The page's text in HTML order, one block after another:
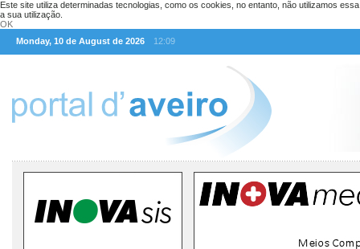
Este site utiliza determinadas tecnologias, como os cookies, no entanto, não utilizamos
a sua utilização.
OK
Monday, 10 de August de 2026
12:09